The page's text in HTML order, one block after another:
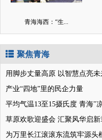
青海海西：“生...
聚焦青海
用脚步丈量高原 以智慧点亮未
产业“四地”里的民企力量
平均气温13至15摄氏度 青海"
草原欢歌迎盛会 汇聚风华启新
为万里长江滚滚东流筑牢源头